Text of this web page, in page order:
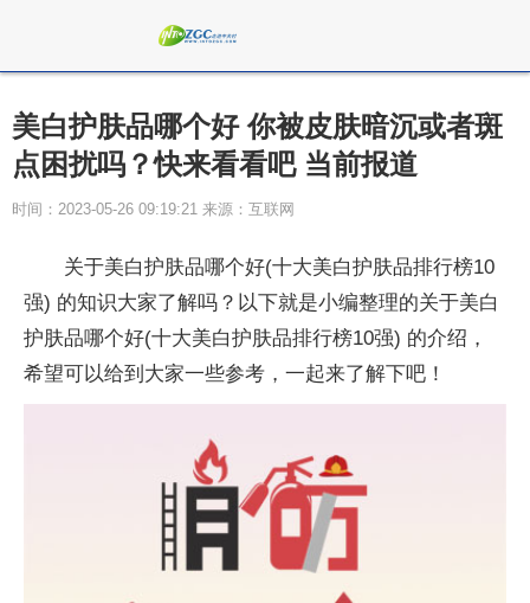
美白护肤品哪个好 你被皮肤暗沉或者斑
点困扰吗？快来看看吧 当前报道
时间：2023-05-26 09:19:21 来源：互联网
关于美白护肤品哪个好(十大美白护肤品排行榜10
强) 的知识大家了解吗？以下就是小编整理的关于美白
护肤品哪个好(十大美白护肤品排行榜10强) 的介绍，
希望可以给到大家一些参考，一起来了解下吧！